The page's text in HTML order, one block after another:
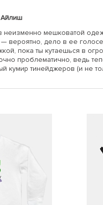
неизменно мешковатой
вероятно, дело в ее
пока ты кутаешься в
проблематично, ведь
кумир тинейджеров (и не